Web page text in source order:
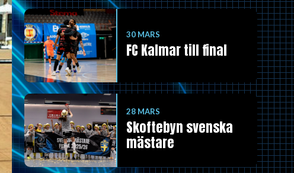
30 MARS
FC Kalmar till final
28 MARS
Skoftebyn svenska
mästare